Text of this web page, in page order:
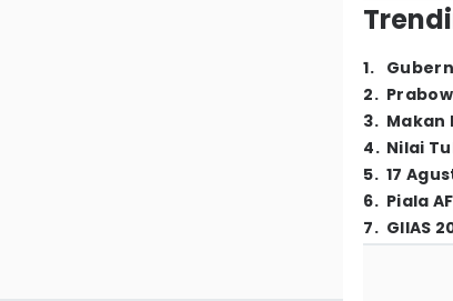
1.
2.
3. Makan
4. Nilai
5. 17
6. Piala
7. GIIAS